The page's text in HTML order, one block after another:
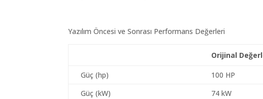
Yazılım Öncesi ve Sonrası Performans Değerleri
Orijinal
Güç (hp) 100 HP
Güç (kW)
74 kW